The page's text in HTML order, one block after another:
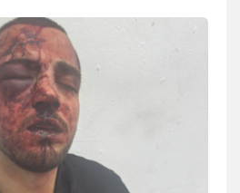
עו"ד מעיין שמחון
מעצרים וחקירות
אסירים
0587604050
עו"ד אמיר כהן
פלילי מעצרים וחקירות